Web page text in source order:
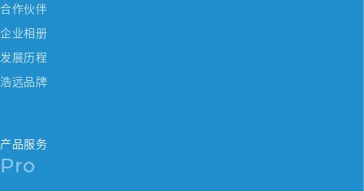
合作伙伴
企业相册
发展历程
浩远品牌
产品服务
Pro